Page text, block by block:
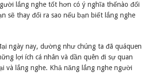
lắng nghe tốt hơn có ý nghĩa thếnào đối
sẽ thay đổi ra sao nếu bạn biết lắng nghe
ngày nay, dường như chúng ta đã quáquen
lợi ích cá nhân và dần quên đi sự quan
và lắng nghe. Khả năng lắng nghe người